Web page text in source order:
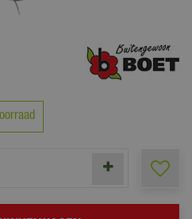
echt te onderscheiden!